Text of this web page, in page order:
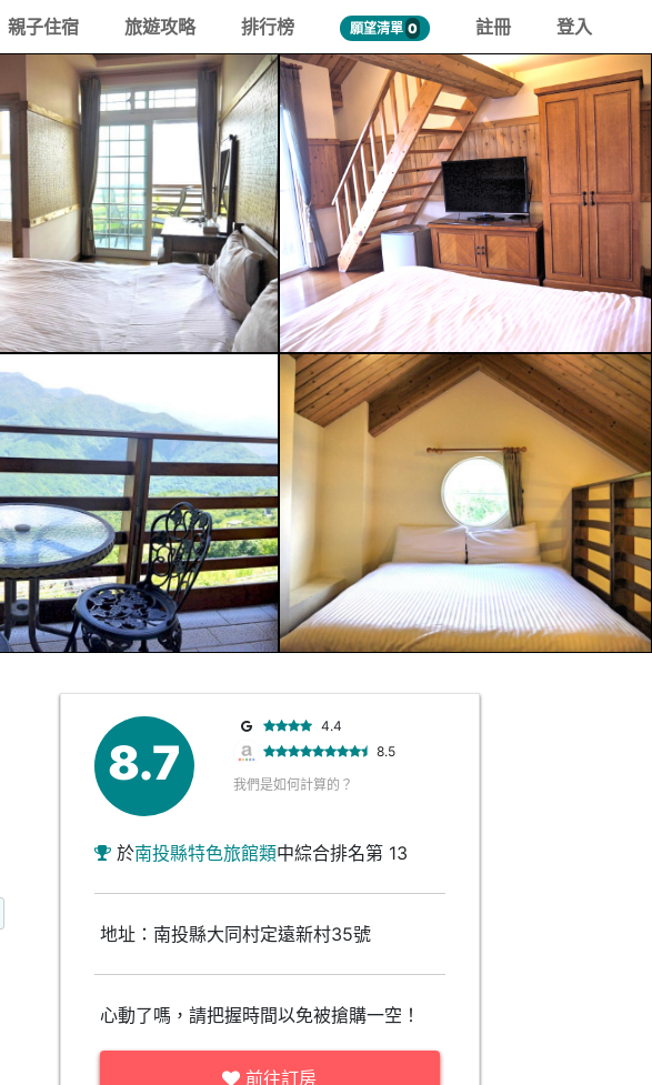
親子住宿 旅遊攻略 排行榜 願望清單 0 註冊 登入
8.7
4.4
8.5
我們是如何計算的？
於南投縣特色旅館類中綜合排名第 13
地址：南投縣大同村定遠新村35號
心動了嗎，請把握時間以免被搶購一空！
前往訂房